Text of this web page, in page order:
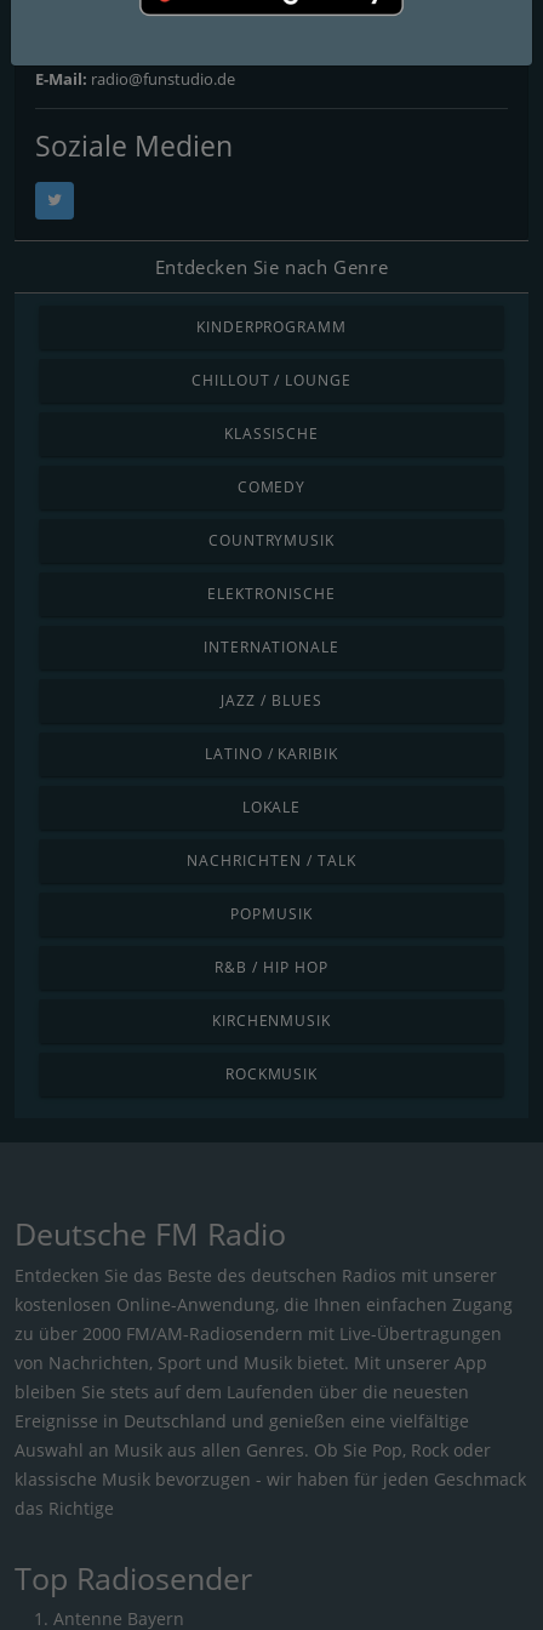
E-Mail: radio@funstudio.de
Soziale Medien
Entdecken Sie nach Genre
KINDERPROGRAMM
CHILLOUT / LOUNGE
KLASSISCHE
COMEDY
COUNTRYMUSIK
ELEKTRONISCHE
INTERNATIONALE
JAZZ / BLUES
LATINO / KARIBIK
LOKALE
NACHRICHTEN / TALK
POPMUSIK
R&B / HIP HOP
KIRCHENMUSIK
ROCKMUSIK
Deutsche FM Radio
Entdecken Sie das Beste des deutschen Radios mit unserer
kostenlosen Online-Anwendung, die Ihnen einfachen Zugang
zu über 2000 FM/AM-Radiosendern mit Live-Übertragungen
von Nachrichten, Sport und Musik bietet. Mit unserer App
bleiben Sie stets auf dem Laufenden über die neuesten
Ereignisse in Deutschland und genießen eine vielfältige
Auswahl an Musik aus allen Genres. Ob Sie Pop, Rock oder
klassische Musik bevorzugen - wir haben für jeden Geschmack
das Richtige
Top Radiosender
Antenne Bayern